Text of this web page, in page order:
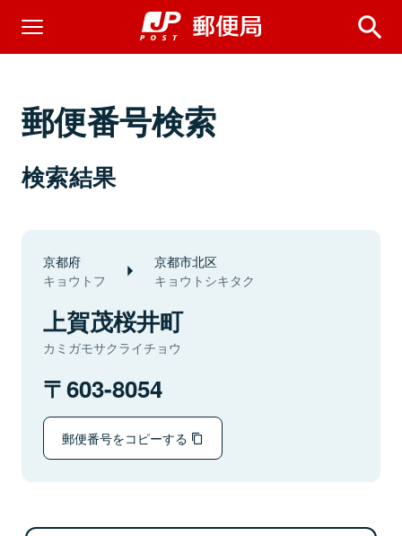
郵便番号検索
検索結果
京都府
キョウトフ
京都市北区
キョウトシキタク
上賀茂桜井町
カミガモサクライチョウ
603-8054
郵便番号をコピーする